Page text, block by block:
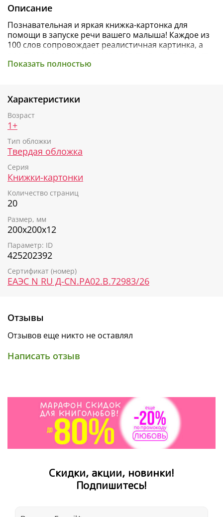
Описание
Познавательная и яркая книжка-картонка для
помощи в запуске речи вашего малыша! Каждое из
100 слов сопровождает реалистичная картинка, а
На страницах книги ждут игрушки, фрукты, овощи,
Показать полностью
Характеристики
Возраст
1+
Тип обложки
Твердая обложка
Серия
Книжки-картонки
Количество страниц
20
Размер, мм
200х200х12
Параметр: ID
425202392
Сертификат (номер)
ЕАЭС N RU Д-CN.РА02.В.72983/26
Отзывы
Отзывов еще никто не оставлял
Написать отзыв
Скидки, акции, новинки!
Подпишитесь!